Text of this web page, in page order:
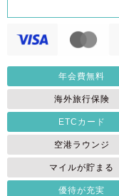
年会費無料
海外旅行保険
ETCカード
空港ラウンジ
マイルが貯まる
優待が充実